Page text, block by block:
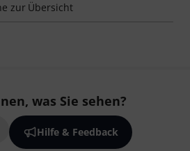
zur Übersicht
was Sie sehen?
Hilfe & Feedback